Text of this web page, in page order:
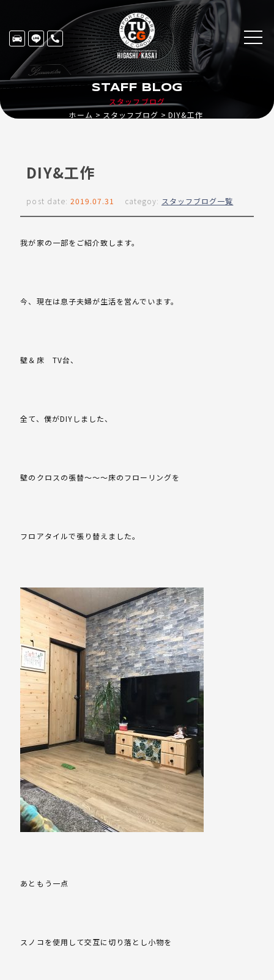
スタッフブログ
STAFF BLOG
ホーム スタッフブログ DIY&工作
DIY&工作
post date: 2019.07.31 categoy: スタッフブログ一覧
我が家の一部をご紹介致します。
今、現在は息子夫婦が生活を営んでいます。
壁＆床 TV台、
全て、僕がDIYしました、
壁のクロスの張替～～～床のフローリングを
フロアタイルで張り替えました。
あともう一点
スノコを使用して交互に切り落とし小物を